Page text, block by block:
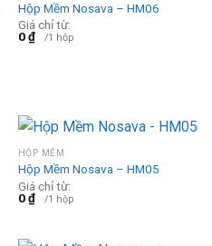
Hộp Mềm Nosava – HM06
Giá chỉ từ:
0₫ /1 hộp
HỘP MỀM
Hộp Mềm Nosava – HM05
Giá chỉ từ:
0₫ /1 hộp